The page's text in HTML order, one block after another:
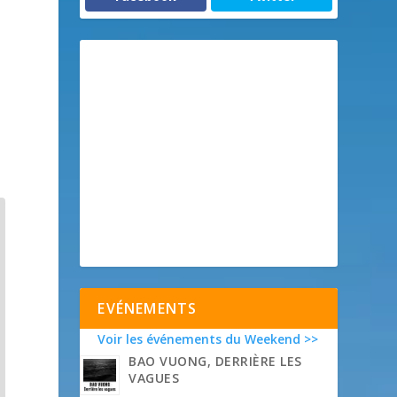
EVÉNEMENTS
Voir les événements du Weekend >>
BAO VUONG, DERRIÈRE LES
VAGUES